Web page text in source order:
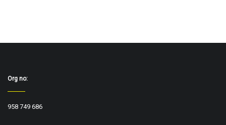
Org no:
958 749 686